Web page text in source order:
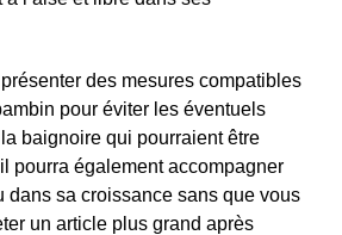
des mesures compatibles
pour éviter les éventuels
baignoire qui pourraient être
pourra également accompagner
dans sa croissance sans que vous
un article plus grand après